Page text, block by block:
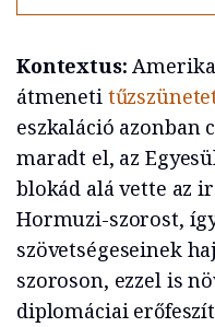
Kontextus:
átmeneti
eszkaláció azonban
maradt el, az
blokád alá vette az
Hormuzi-szorost,
szövetségeseinek
szoroson, ezzel is
diplomáciai